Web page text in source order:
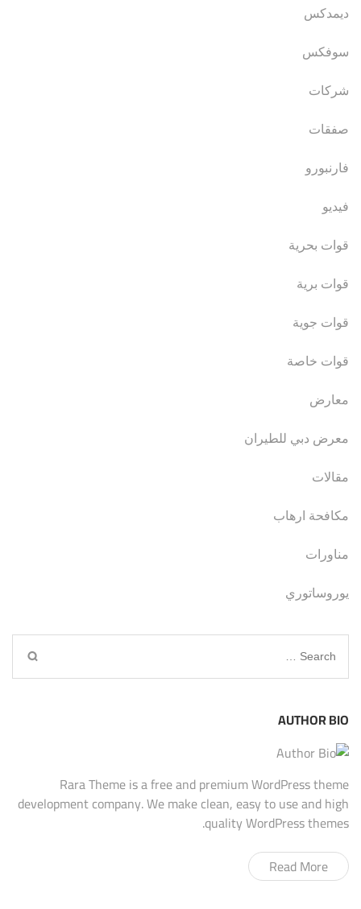
ديمدكس
سوفكس
شركات
صفقات
فارنبورو
فيديو
قوات بحرية
قوات برية
قوات جوية
قوات خاصة
معارض
معرض دبي للطيران
مقالات
مكافحة ارهاب
مناورات
يوروساتوري
Search
for:
AUTHOR BIO
Rara Theme is a free and premium WordPress theme
development company. We make clean, easy to use and high
quality WordPress themes.
Read More